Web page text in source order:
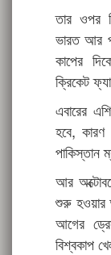
তার ওপর
ভারত আর
কাপের
ক্রিকেট
এবারের
হবে,
পাকিস্তান
আর
শুরু হওয়ার
আগের
বিশ্বকাপ